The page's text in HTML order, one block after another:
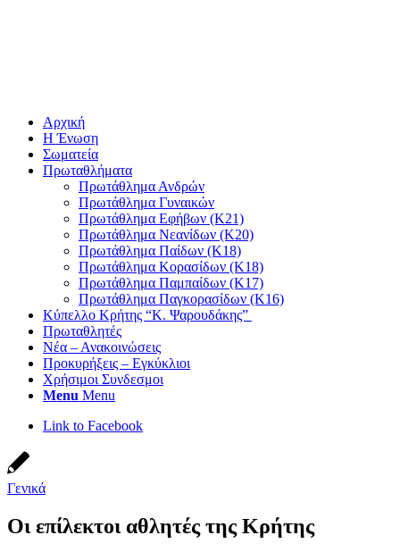
Αρχική
Η Ένωση
Σωματεία
Πρωταθλήματα
Πρωτάθλημα Ανδρών
Πρωτάθλημα Γυναικών
Πρωτάθλημα Εφήβων (Κ21)
Πρωτάθλημα Νεανίδων (Κ20)
Πρωτάθλημα Παίδων (Κ18)
Πρωτάθλημα Κορασίδων (Κ18)
Πρωτάθλημα Παμπαίδων (Κ17)
Πρωτάθλημα Παγκορασίδων (Κ16)
Κύπελλο Κρήτης “Κ. Ψαρουδάκης”
Πρωταθλητές
Νέα – Ανακοινώσεις
Προκυρήξεις – Εγκύκλιοι
Χρήσιμοι Συνδεσμοι
Menu Menu
Link to Facebook
Γενικά
Οι επίλεκτοι αθλητές της Κρήτης